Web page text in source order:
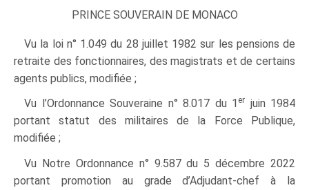
PRINCE SOUVERAIN DE MONACO
Vu la loi n° 1.049 du 28 juillet 1982 sur les pensions de
retraite des fonctionnaires, des magistrats et de certains
agents publics, modifiée ;
Vu l’Ordonnance Souveraine n° 8.017 du 1 er juin 1984
portant statut des militaires de la Force Publique,
modifiée ;
Vu Notre Ordonnance n° 9.587 du 5 décembre 2022
portant promotion au grade d’Adjudant-chef à la